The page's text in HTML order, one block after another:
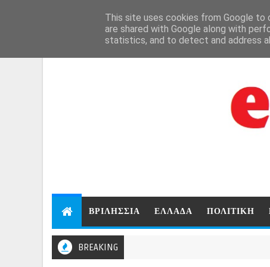
ΒΡΙΛΗΣΣΙΑ ΕΛΛΑΔΑ ΠΟΛΙΤΙΚΗ
BREAKING
This site uses cookies from Google to
are shared with Google along with
statistics, and to detect and address